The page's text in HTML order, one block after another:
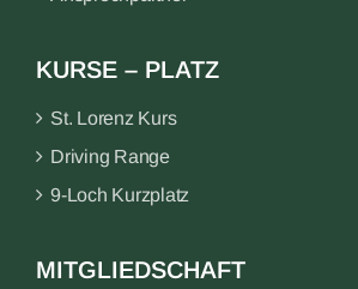
KURSE – PLATZ
St. Lorenz Kurs
Driving Range
9-Loch Kurzplatz
MITGLIEDSCHAFT